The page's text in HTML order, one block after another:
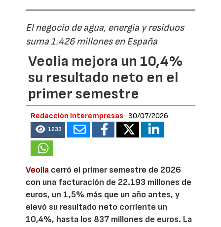
El negocio de agua, energía y residuos
suma 1.426 millones en España
Veolia mejora un 10,4%
su resultado neto en el
primer semestre
Redacción Interempresas 30/07/2026
1233
Veolia cerró el primer semestre de 2026
con una facturación de 22.193 millones de
euros, un 1,5% más que un año antes, y
elevó su resultado neto corriente un
10,4%, hasta los 837 millones de euros. La